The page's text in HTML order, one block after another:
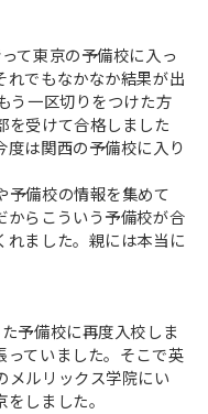
て東京の予備校に入っ
れでもなかなか結果が出
う一区切りをつけた方
を受けて合格しました
は関西の予備校に入り
予備校の情報を集めて
からこういう予備校が合
れました。親には本当に
予備校に再度入校しま
っていました。そこで英
メルリックス学院にい
しました。